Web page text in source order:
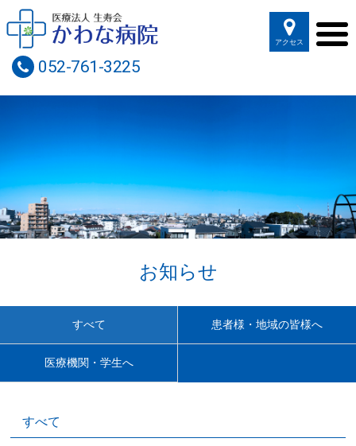
052-761-3225
アクセス
お知らせ
すべて 患者様・地域の皆様へ
医療機関・学生へ
すべて